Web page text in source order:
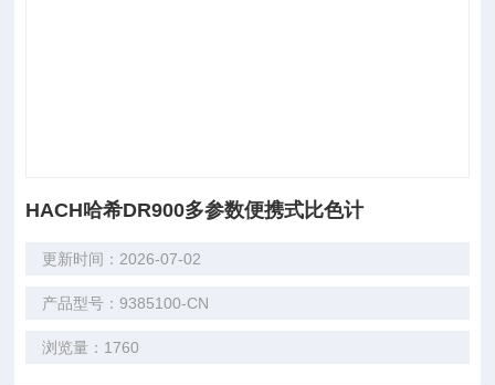
HACH哈希DR900多参数便携式比色计
更新时间：2026-07-02
产品型号：9385100-CN
浏览量：1760